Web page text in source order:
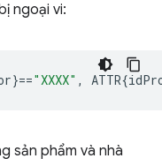
ngoại vi:
=="XXXX" ,
sản phẩm và nhà